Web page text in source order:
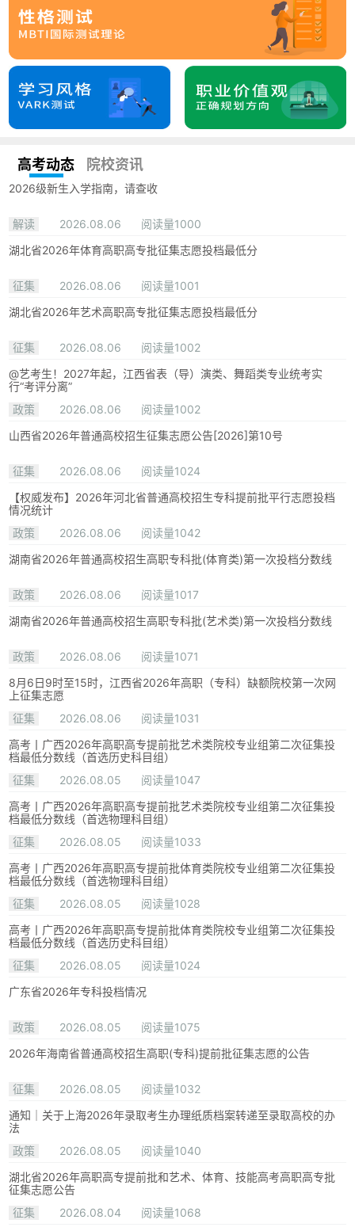
高考动态 院校资讯
2026级新生入学指南，请查收
解读 2026.08.06
阅读量1000
湖北省2026年体育高职高专批征集志愿投档最低分
征集 2026.08.06
阅读量1001
湖北省2026年艺术高职高专批征集志愿投档最低分
征集 2026.08.06
阅读量1002
@艺考生！2027年起，江西省表（导）演类、舞蹈类专业统考实
行“考评分离”
政策
2026.08.06
阅读量1002
山西省2026年普通高校招生征集志愿公告[2026]第10号
征集 2026.08.06
阅读量1024
【权威发布】2026年河北省普通高校招生专科提前批平行志愿投档
情况统计
政策
2026.08.06
阅读量1042
湖南省2026年普通高校招生高职专科批(体育类)第一次投档分数线
政策 2026.08.06
阅读量1017
湖南省2026年普通高校招生高职专科批(艺术类)第一次投档分数线
政策 2026.08.06
阅读量1071
8月6日9时至15时，江西省2026年高职（专科）缺额院校第一次网
上征集志愿
征集
2026.08.06
阅读量1031
高考丨广西2026年高职高专提前批艺术类院校专业组第二次征集投
档最低分数线（首选历史科目组）
征集
2026.08.05
阅读量1047
高考丨广西2026年高职高专提前批艺术类院校专业组第二次征集投
档最低分数线（首选物理科目组）
征集
2026.08.05
阅读量1033
高考丨广西2026年高职高专提前批体育类院校专业组第二次征集投
档最低分数线（首选物理科目组）
征集
2026.08.05
阅读量1028
高考丨广西2026年高职高专提前批体育类院校专业组第二次征集投
档最低分数线（首选历史科目组）
征集
2026.08.05
阅读量1024
广东省2026年专科投档情况
政策 2026.08.05
阅读量1075
2026年海南省普通高校招生高职(专科)提前批征集志愿的公告
征集 2026.08.05
阅读量1032
通知｜关于上海2026年录取考生办理纸质档案转递至录取高校的办
法
政策
2026.08.05
阅读量1040
湖北省2026年高职高专提前批和艺术、体育、技能高考高职高专批
征集志愿公告
征集
2026.08.04
阅读量1068